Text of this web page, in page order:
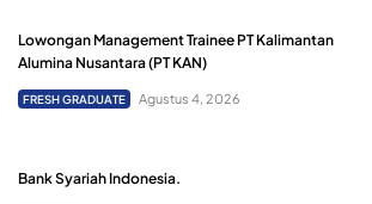
Lowongan Management Trainee PT Kalimantan
Alumina Nusantara (PT KAN)
FRESH GRADUATE Agustus 4, 2026
Bank Syariah Indonesia.